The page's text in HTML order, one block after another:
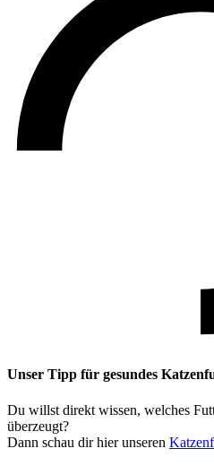
Unser Tipp für gesundes
Du willst direkt wissen, welches
überzeugt?
Dann schau dir hier unseren